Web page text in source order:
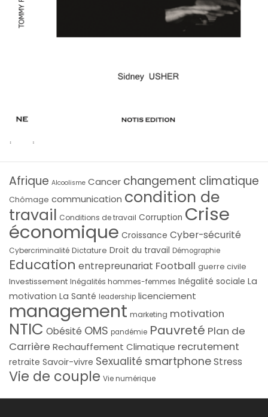
Afrique Alcoolisme Cancer changement climatique
Chômage communication condition de
travail Conditions de travail Corruption Crise
économique Croissance Cyber-sécurité
Cybercriminalité Dictature Droit du travail Démographie
Education entrepreunariat Football guerre civile
Investissement Inégalités hommes-femmes Inégalité sociale La
motivation La Santé leadership licenciement
management marketing motivation
NTIC Obésité OMS pandémie Pauvreté Plan de
Carrière Rechauffement Climatique recrutement
retraite Savoir-vivre Sexualité smartphoneStress
Vie de couple Vie numérique